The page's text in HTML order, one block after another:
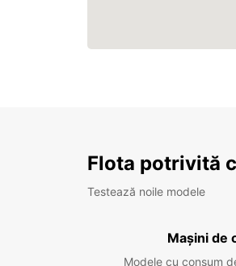
Flota potrivită
Testează noile modele
Mașini de
Modele cu consum